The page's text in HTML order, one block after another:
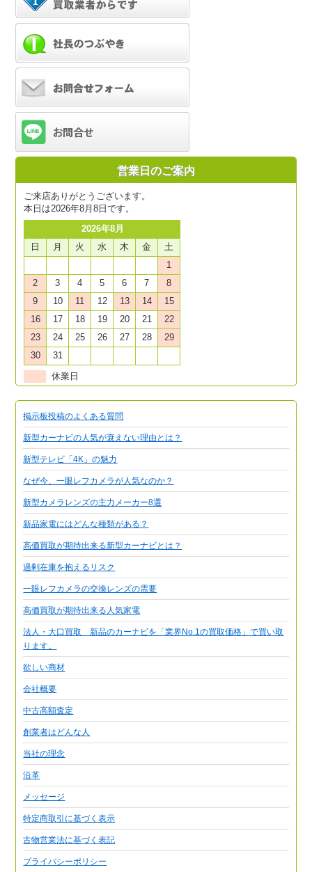
営業日のご案内
ご来店ありがとうございます。
本日は2026年8月8日です。
2026年8月
日
月 火 水 木 金
土
1
2
3 4 5 6 7
8
9
10 11 12 13 14
15
16
17 18 19 20 21
22
23
24 25 26 27 28
29
30
31
休業日
掲示板投稿のよくある質問
新型カーナビの人気が衰えない理由とは？
新型テレビ「4K」の魅力
なぜ今、一眼レフカメラが人気なのか？
新型カメラレンズの主力メーカー8選
新品家電にはどんな種類がある？
高価買取が期待出来る新型カーナビとは？
過剰在庫を抱えるリスク
一眼レフカメラの交換レンズの需要
高価買取が期待出来る人気家電
法人・大口買取 新品のカーナビを「業界No.1の買取価格」で買い取
ります。
欲しい商材
会社概要
中古高額査定
創業者はどんな人
当社の理念
沿革
メッセージ
特定商取引に基づく表示
古物営業法に基づく表記
プライバシーポリシー